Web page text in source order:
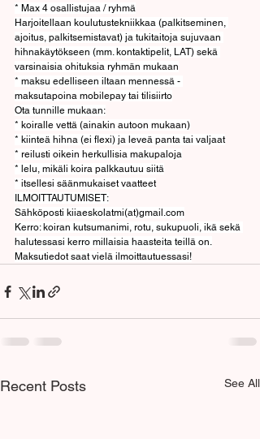
* Max 4 osallistujaa / ryhmä
Harjoitellaan koulutustekniikkaa (palkitseminen,
ajoitus, palkitsemistavat) ja tukitaitoja sujuvaan
hihnakäytökseen (mm. kontaktipelit, LAT) sekä
varsinaisia ohituksia ryhmän mukaan
* maksu edelliseen iltaan mennessä -
maksutapoina mobilepay tai tilisiirto
Ota tunnille mukaan:
* koiralle vettä (ainakin autoon mukaan)
* kiinteä hihna (ei flexi) ja leveä panta tai valjaat
* reilusti oikein herkullisia makupaloja
* lelu, mikäli koira palkkautuu siitä
* itsellesi säänmukaiset vaatteet
ILMOITTAUTUMISET:
Sähköposti kiiaeskolatmi(at)gmail.com
Kerro: koiran kutsumanimi, rotu, sukupuoli, ikä sekä
halutessasi kerro millaisia haasteita teillä on.
Maksutiedot saat vielä ilmoittautuessasi!
Recent Posts See All